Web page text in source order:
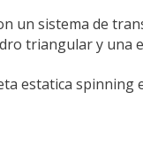
un sistema de
triangular y
estatica spinning